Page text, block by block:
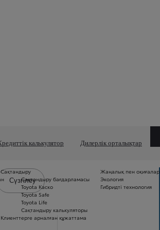
калькулятор Дилерлік орталықтар
Сақтандыру
Сақтандыру бағдарламасы
Toyota Каско
Toyota Safe
Toyota Life
Сақтандыру калькуляторы
Клиенттерге арналған құжаттама
Жаңалық пен оқиғалар
Экология
Гибридті технология
Сүзгілеу